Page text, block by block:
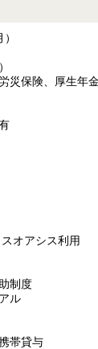
）
災保険、厚生年
オアシス利用
制度
ル
帯貸与